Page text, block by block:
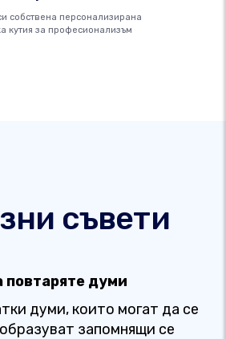
собствена персонализирана
кутия за професионализъм
съвети
повтаряте думи
думи, които могат да се
запомнящи се